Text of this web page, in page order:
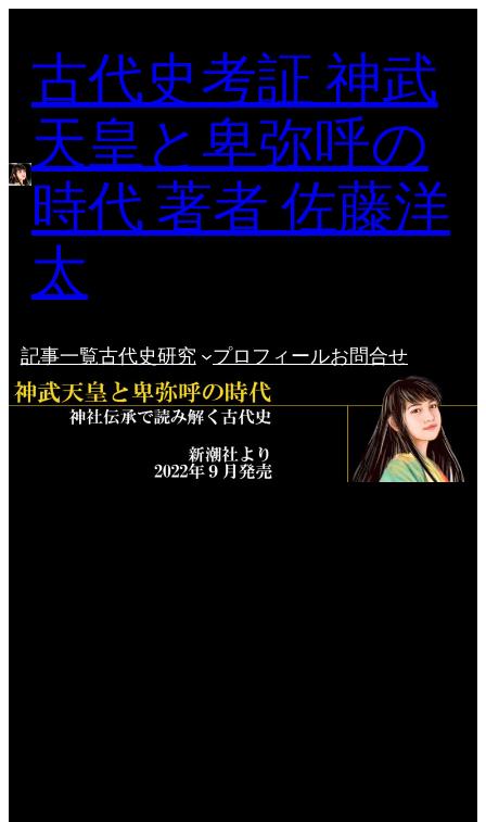
ッ
古代史考証 神武
天皇と卑弥呼の
時代 著者 佐藤洋
太
記事一覧古代史研究 プロフィールお問合せ